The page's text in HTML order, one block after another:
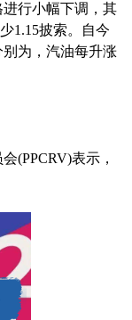
行小幅下调，其
1.15披索。自今
为，汽油每升涨
(PPCRV)表示，